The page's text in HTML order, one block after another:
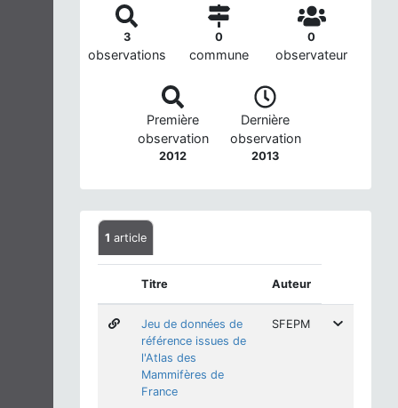
3
observations
0
commune
0
observateur
Première
observation
2012
Dernière
observation
2013
1 article
Titre Auteur
Jeu de données de
référence issues de
l'Atlas des
Mammifères de
France
SFEPM